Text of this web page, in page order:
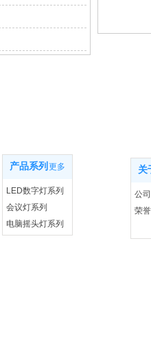
产品系列 更多
LED数字灯系列
会议灯系列
电脑摇头灯系列
关
公
荣